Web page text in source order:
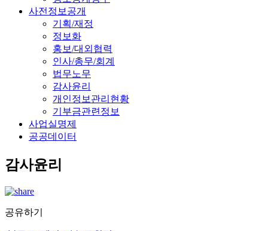
사전정보공개
기획/재정
정보화
홍보/대외협력
인사/총무/회계
법무노무
감사윤리
개인정보관리현황
기부금관련정보
사업실명제
공공데이터
감사윤리
공유하기